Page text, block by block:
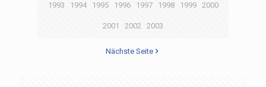
1993 1994 1995 1996 1997 1998 1999 2000
2001 2002 2003
Nächste Seite